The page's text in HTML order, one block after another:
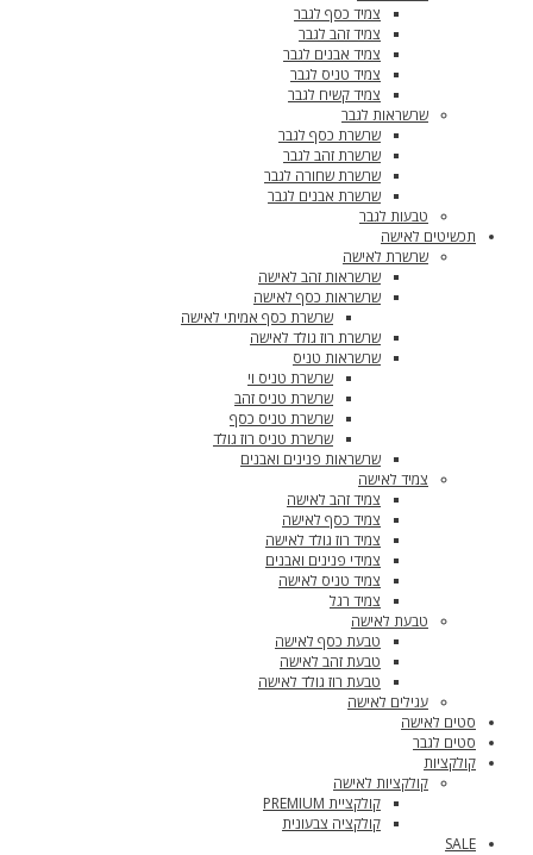
צמיד כסף לגבר
צמיד זהב לגבר
צמיד אבנים לגבר
צמיד טניס לגבר
צמיד קשיח לגבר
שרשראות לגבר
שרשרת כסף לגבר
שרשרת זהב לגבר
שרשרת שחורה לגבר
שרשרת אבנים לגבר
טבעות לגבר
תכשיטים לאישה
שרשרת לאישה
שרשראות זהב לאישה
שרשראות כסף לאישה
שרשרת כסף אמיתי לאישה
שרשרת רוז גולד לאישה
שרשראות טניס
שרשרת טניס וי
שרשרת טניס זהב
שרשרת טניס כסף
שרשרת טניס רוז גולד
שרשראות פנינים ואבנים
צמיד לאישה
צמיד זהב לאישה
צמיד כסף לאישה
צמיד רוז גולד לאישה
צמידי פנינים ואבנים
צמיד טניס לאישה
צמיד רגל
טבעת לאישה
טבעת כסף לאישה
טבעת זהב לאישה
טבעת רוז גולד לאישה
עגילים לאישה
סטים לאישה
סטים לגבר
קולקציות
קולקציות לאישה
קולקציית PREMIUM
קולקציה צבעונית
SALE